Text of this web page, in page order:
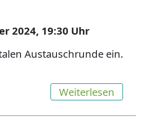
2024, 19:30 Uhr
Austauschrunde ein.
Weiterlesen